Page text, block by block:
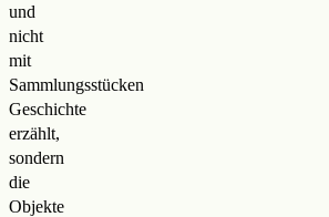
und
nicht
mit
Sammlungsstücken
Geschichte
erzählt,
sondern
die
Objekte